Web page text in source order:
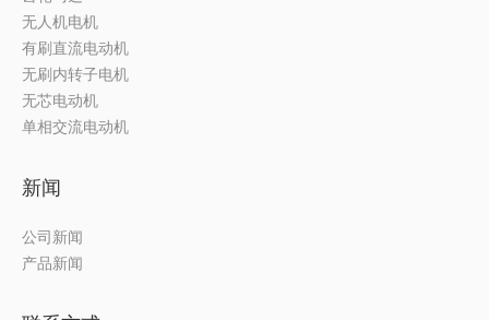
无人机电机
有刷直流电动机
无刷内转子电机
无芯电动机
单相交流电动机
新闻
公司新闻
产品新闻